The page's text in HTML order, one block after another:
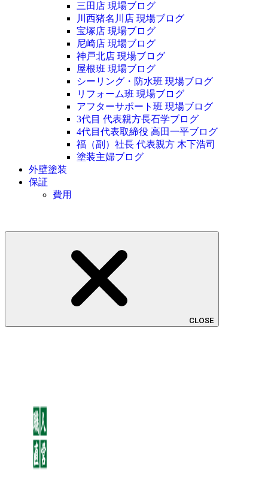
三田店 現場ブログ
川西猪名川店 現場ブログ
宝塚店 現場ブログ
尼崎店 現場ブログ
神戸北店 現場ブログ
屋根班 現場ブログ
シーリング・防水班 現場ブログ
リフォーム班 現場ブログ
アフターサポート班 現場ブログ
3代目 代表親方長石学ブログ
4代目代表取締役 高田一平ブログ
福（副）社長 代表親方 木下浩司
塗装主婦ブログ
外壁塗装
保証
費用
CLOSE